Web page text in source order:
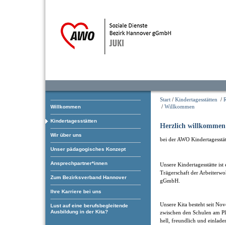
Willkommen
Kindertagesstätten
Wir über uns
Unser pädagogisches Konzept
Ansprechpartner*innen
Zum Bezirksverband Hannover
Ihre Karriere bei uns
Lust auf eine berufsbegleitende
Ausbildung in der Kita?
Start / Kindertagesstätten /
/ Willkommen
Herzlich willkommen
bei der AWO
Unsere Kindertagesstätte
Trägerschaft der
gGmbH.
Unsere Kita besteht seit
zwischen den Schulen am
hell, freundlich und